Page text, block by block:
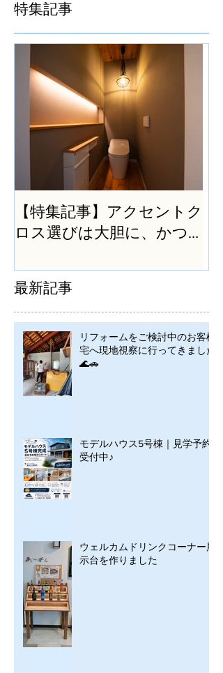
特集記事
【特集記事】アクセントク
ロス選びは大胆に、かつ
最新記事
リフォームをご検討中のお客様
宅へ現地視察に行ってきました
🌊🚗
モデルハウス5号棟｜見学予約
受付中♪
ウェルカムドリンクコーナー展
示台を作りました